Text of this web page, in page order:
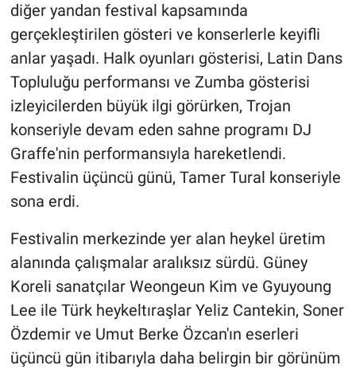
diğer yandan festival kapsamında
gerçekleştirilen gösteri ve konserlerle keyifli
anlar yaşadı. Halk oyunları gösterisi, Latin Dans
Topluluğu performansı ve Zumba gösterisi
izleyicilerden büyük ilgi görürken, Trojan
konseriyle devam eden sahne programı DJ
Graffe'nin performansıyla hareketlendi.
Festivalin üçüncü günü, Tamer Tural konseriyle
sona erdi.
Festivalin merkezinde yer alan heykel üretim
alanında çalışmalar aralıksız sürdü. Güney
Koreli sanatçılar Weongeun Kim ve Gyuyoung
Lee ile Türk heykeltıraşlar Yeliz Cantekin, Soner
Özdemir ve Umut Berke Özcan'ın eserleri
üçüncü gün itibarıyla daha belirgin bir görünüm